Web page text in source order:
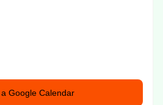
Google Calendar